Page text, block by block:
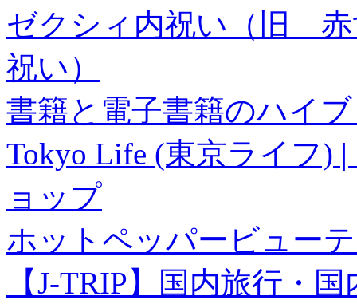
ゼクシィ内祝い（旧 赤
祝い）
書籍と電子書籍のハイ
Tokyo Life (東京ライフ)
ョップ
ホットペッパービュー
【J-TRIP】国内旅行・